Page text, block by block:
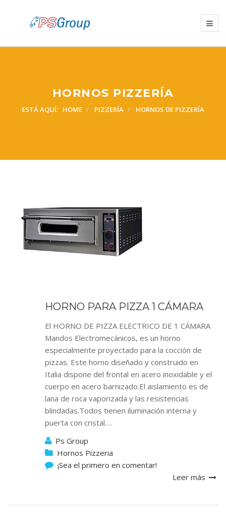
HORNOS PIZZERÍA
ESTÁ AQUÍ: HOME PIZZERÍA HORNOS DE PIZZERÍA
HORNO PARA PIZZA 1 CÁMARA
El HORNO DE PIZZA ELECTRICO DE 1 CÁMARA
Mandos Electromecánicos, es un horno
especialmente proyectado para la cocción de
pizzas. Este horno diseñado y construido en
Italia dispone del frontal en acero inoxidable y el
cuerpo en acero barnizado.El aislamiento es de
lana de roca vaporizada y las resistencias
blindadas.Todos tienen iluminación interna y
puerta con cristal.…
Ps Group
Hornos Pizzeria
¡Sea el primero en comentar!
Leer más